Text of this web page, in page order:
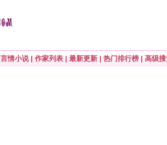
言情小说| 作家列表 | 最新更新 | 热门排行榜 | 高级